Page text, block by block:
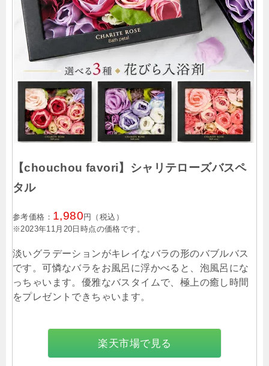
【chouchou favori】シャリテローズバスペ
タル
参考価格： 1,980 円（税込）
※2023年11月20日時点の価格です。
淡いグラデーションがキレイなバラの形のバブルバス
です。可憐なバラをお風呂に浮かべると、泡風呂にな
っちゃいます。優雅なバスタイムで、極上の癒し時間
をプレゼントできちゃいます。
楽天市場で見る